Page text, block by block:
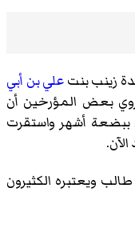
زينب بنتعلي بن أبي
بعض المؤرخين أن
ببضعة أشهر واستقرت
ويعتبره الكثيرون